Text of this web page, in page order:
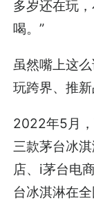
多岁还在玩
喝。”
虽然嘴上这
玩跨界、推新
2022年5月
三款茅台冰
店、i茅台电
台冰淇淋在